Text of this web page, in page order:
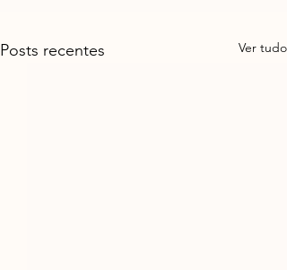
Posts recentes Ver tudo